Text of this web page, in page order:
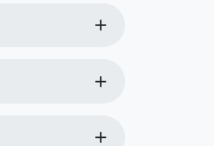
add
add
add